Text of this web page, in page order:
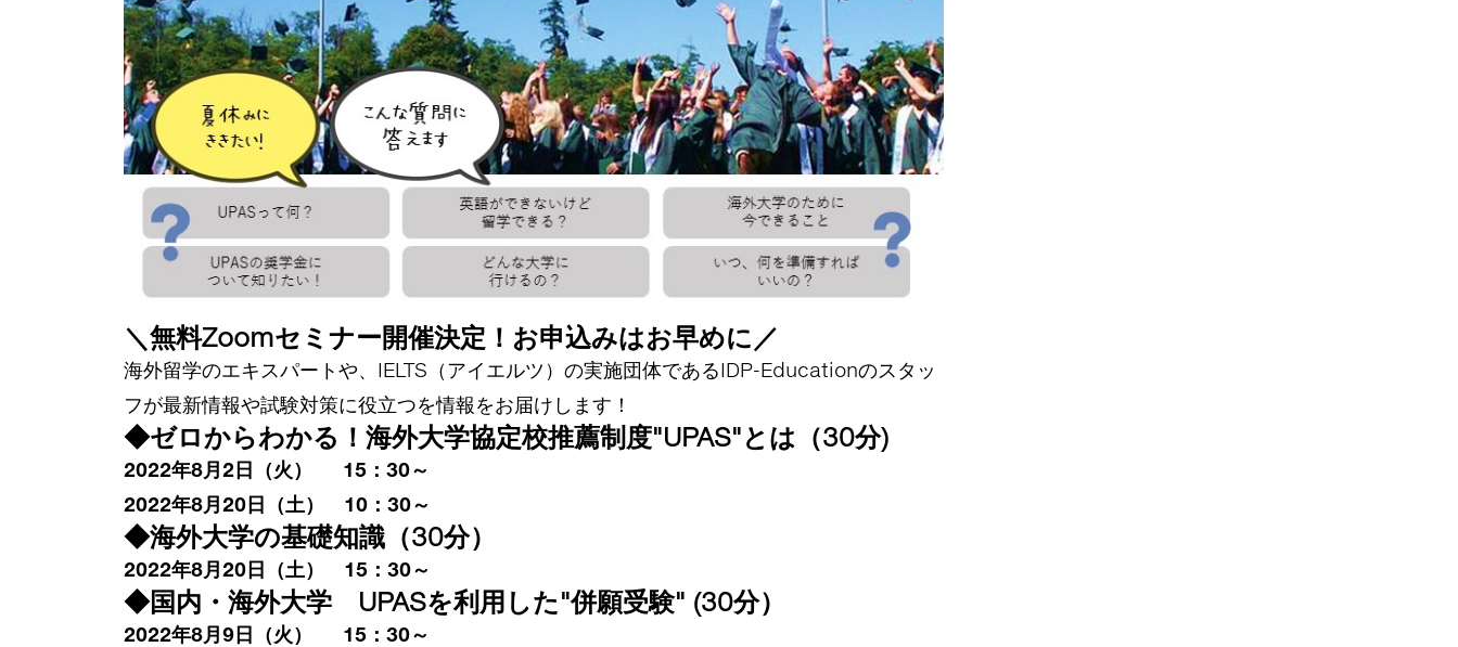
＼無料Zoomセミナー開催決定！お申込みはお早めに／
海外留学のエキスパートや、IELTS（アイエルツ）の実施団体であるIDP-Educationのスタッ
フが最新情報や試験対策に役立つを情報をお届けします！
◆ゼロからわかる！海外大学協定校推薦制度"UPAS"とは（30分)
2022年8月2日（火） 15：30～
2022年8月20日（土） 10：30～
◆海外大学の基礎知識（30分）
2022年8月20日（土） 15：30～
◆国内・海外大学 UPASを利用した"併願受験" (30分）
2022年8月9日（火） 15：30～